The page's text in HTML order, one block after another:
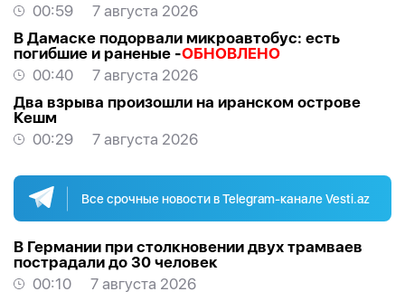
00:59
7 августа 2026
В Дамаске подорвали микроавтобус: есть
погибшие и раненые -ОБНОВЛЕНО
00:40
7 августа 2026
Два взрыва произошли на иранском острове
Кешм
00:29
7 августа 2026
Все срочные новости в Telegram-канале Vesti.az
В Германии при столкновении двух трамваев
пострадали до 30 человек
00:10
7 августа 2026